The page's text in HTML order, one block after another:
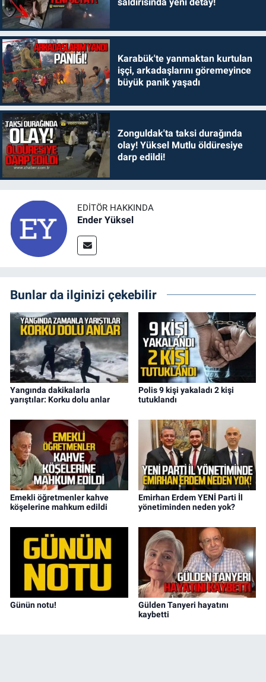
Karabük'te yanmaktan kurtulan
işçi, arkadaşlarını göremeyince
büyük panik yaşadı
Zonguldak'ta taksi durağında
olay! Yüksel Mutlu öldüresiye
darp edildi!
EDITÖR HAKKINDA
Ender Yüksel
Bunlar da ilginizi çekebilir
Yangında dakikalarla
yarıştılar: Korku dolu anlar
Polis 9 kişi yakaladı 2 kişi
tutuklandı
Emekli öğretmenler kahve
köşelerine mahkum edildi
Emirhan Erdem YENİ Parti İl
yönetiminden neden yok?
Günün notu!
Gülden Tanyeri hayatını
kaybetti